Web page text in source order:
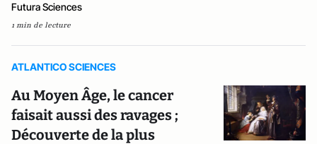
Futura Sciences
1 min de lecture
ATLANTICO SCIENCES
Au Moyen Âge, le cancer
faisait aussi des ravages ;
Découverte de la plus